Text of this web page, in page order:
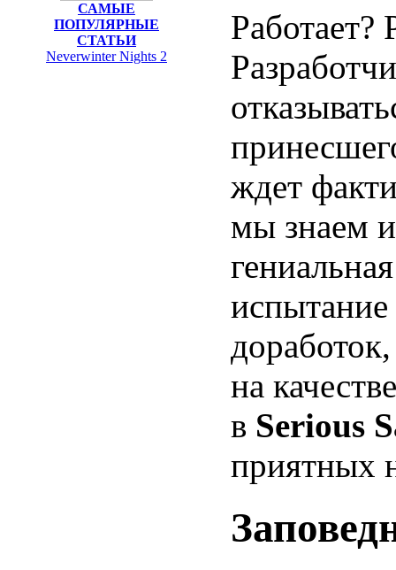
САМЫЕ
ПОПУЛЯРНЫЕ
СТАТЬИ
Neverwinter Nights 2
Работает?
ждет
мы знаем
на
в Serious
приятных